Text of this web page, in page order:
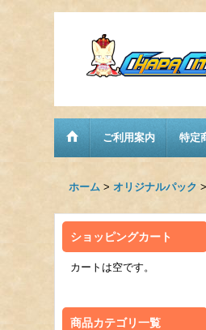
ご利用案内 特定
ホーム > オリジナルパック >
ショッピングカート
カートは空です。
商品カテゴリ一覧